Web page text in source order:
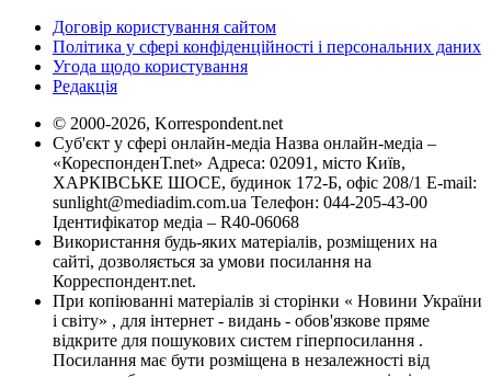
Договір користування сайтом
Політика у сфері конфіденційності і персональних даних
Угода щодо користування
Редакція
© 2000-2026, Korrespondent.net
Суб'єкт у сфері онлайн-медіа Назва онлайн-медіа –
«КореспонденТ.net» Адреса: 02091, місто Київ,
ХАРКІВСЬКЕ ШОСЕ, будинок 172-Б, офіс 208/1 E-mail:
sunlight@mediadim.com.ua Телефон: 044-205-43-00
Ідентифікатор медіа – R40-06068
Використання будь-яких матеріалів, розміщених на
сайті, дозволяється за умови посилання на
Корреспондент.net.
При копіюванні матеріалів зі сторінки « Новини України
і світу» , для інтернет - видань - обов'язкове пряме
відкрите для пошукових систем гіперпосилання .
Посилання має бути розміщена в незалежності від